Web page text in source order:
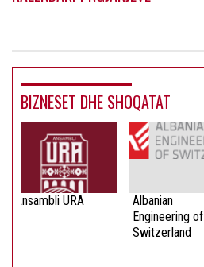
BIZNESET DHE SHOQATAT
Ansambli URA
Albanian
Engineering of
Switzerland